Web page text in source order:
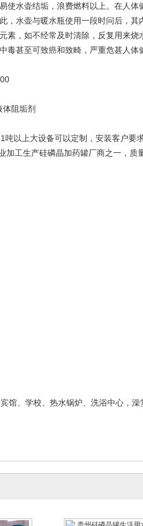
使水壶结垢，浪费燃料以上。在人
，水壶与暖水瓶使用一段时问后，
素，如不经常及时清除，反复用来
毒甚至可致癌和致畸，严重危甚人体
阻垢剂
以上大设备可以定制，安装客户要
工生产硅磷晶加药罐厂商之一，质
馆、学校、热水锅炉、洗浴中心，